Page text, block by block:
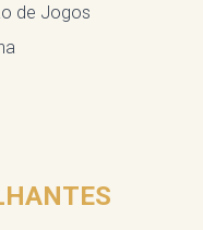
de Jogos